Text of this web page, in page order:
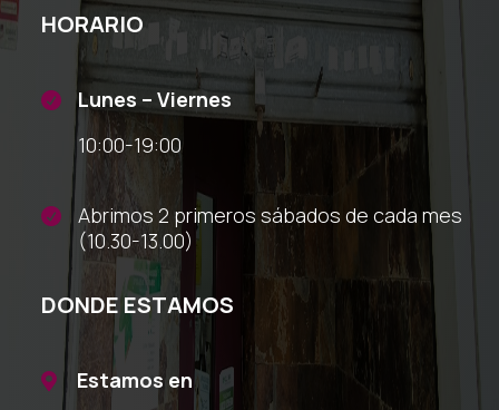
HORARIO

Lunes – Viernes
10:00-19:00

Abrimos 2 primeros sábados de cada mes
(10.30-13.00)
DONDE ESTAMOS

Estamos en